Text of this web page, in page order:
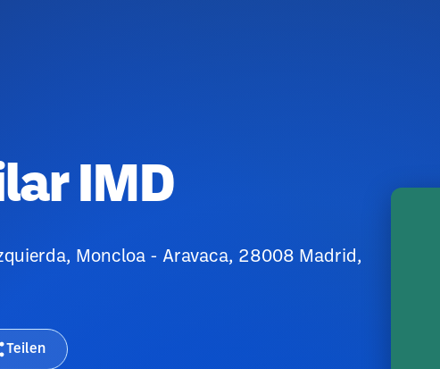
IMD
Moncloa - Aravaca, 28008 Madrid,
Teilen